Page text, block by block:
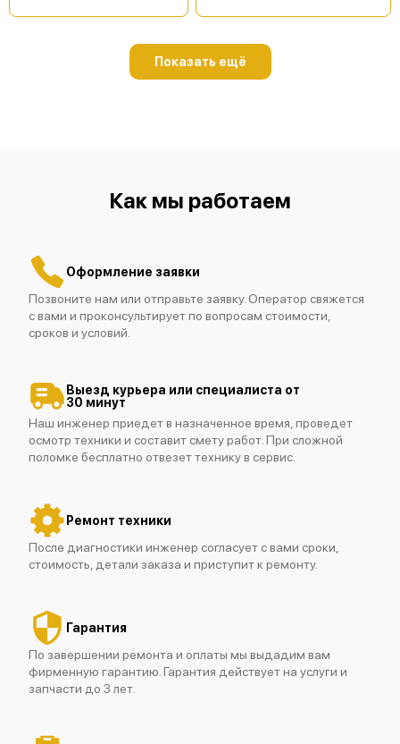
Показать ещё
Как мы работаем
Оформление заявки
Позвоните нам или отправьте заявку. Оператор свяжется
с вами и проконсультирует по вопросам стоимости,
сроков и условий.
Выезд курьера или специалиста от
30 минут
Наш инженер приедет в назначенное время, проведет
осмотр техники и составит смету работ. При сложной
поломке бесплатно отвезет технику в сервис.
Ремонт техники
После диагностики инженер согласует с вами сроки,
стоимость, детали заказа и приступит к ремонту.
Гарантия
По завершении ремонта и оплаты мы выдадим вам
фирменную гарантию. Гарантия действует на услуги и
запчасти до 3 лет.